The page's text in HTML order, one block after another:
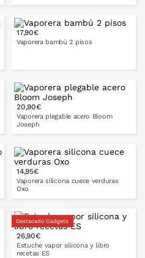
4 p
17,90€
Vaporera bambú 2 pisos
20 cm 25 cm
20,90€
Vaporera plegable acero Bloom
Joseph
PONLO EN LA CESTA
14,95€
Vaporera silicona cuece verduras
Oxo
PONLO EN LA CESTA
Destacado Gadgets
26,90€
Estuche vapor silicona y libro
recetas ES